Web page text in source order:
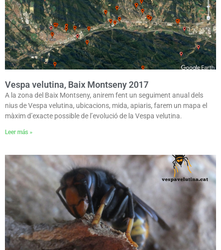
Vespa velutina, Baix Montseny 2017
A la zona del Baix Montseny, anirem fent un seguiment anual dels
nius de Vespa velutina, ubicacions, mida, apiaris, farem un mapa el
màxim d’exacte possible de l’evolució de la Vespa velutina.
Leer más »